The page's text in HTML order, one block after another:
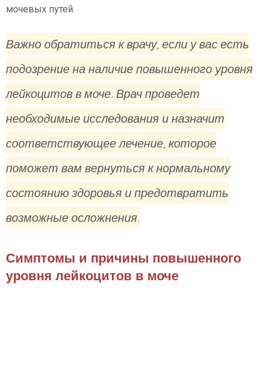
мочевых путей.
Важно обратиться к врачу, если у вас есть
подозрение на наличие повышенного уровня
лейкоцитов в моче. Врач проведет
необходимые исследования и назначит
соответствующее лечение, которое
поможет вам вернуться к нормальному
состоянию здоровья и предотвратить
возможные осложнения.
Симптомы и причины повышенного
уровня лейкоцитов в моче